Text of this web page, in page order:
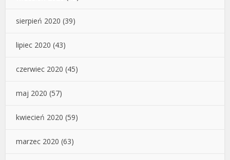
sierpień 2020 (39)
lipiec 2020 (43)
czerwiec 2020 (45)
maj 2020 (57)
kwiecień 2020 (59)
marzec 2020 (63)